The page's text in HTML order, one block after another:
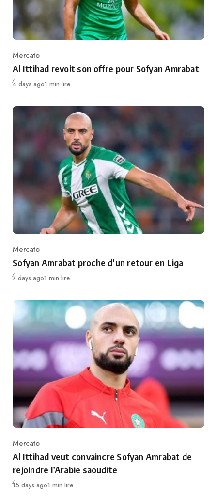
Category
Mercato
Al Ittihad revoit son offre pour Sofyan Amrabat
Publié
4 days ago1 min lire
Category
Mercato
Sofyan Amrabat proche d’un retour en Liga
Publié
7 days ago1 min lire
Category
Mercato
Al Ittihad veut convaincre Sofyan Amrabat de
rejoindre l’Arabie saoudite
Publié
15 days ago1 min lire